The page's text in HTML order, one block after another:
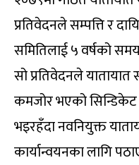
प्रतिवेदनले सम्पत्ति र
समितिलाई ५ वर्षको
सो प्रतिवेदनले
कमजोर भएको
भइरहँदा नवनियुक्त
कार्यान्वयनका लागि